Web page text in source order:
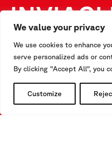
We value your privacy
We use cookies to enhance
serve personalized ads or
By clicking "Accept All", you
Customize
INVIACI